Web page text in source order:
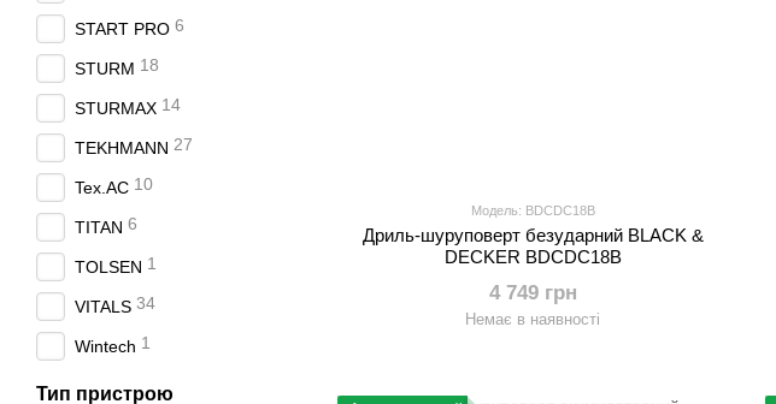
Модель: BDCDC18B
Дриль-шуруповерт безударний BLACK &
DECKER BDCDC18B
4 749 грн
Немає в наявності
START PRO 6
STURM 18
STURMAX 14
TEKHMANN 27
Tex.AC 10
TITAN 6
TOLSEN 1
VITALS 34
Wintech 1
Тип пристрою